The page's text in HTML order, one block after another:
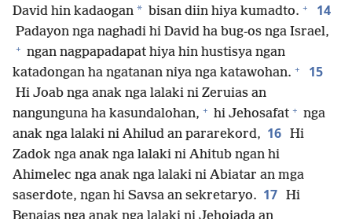
David hin kadaogan * bisan diin hiya kumadto. + 14
Padayon nga naghadi hi David ha bug-os nga Israel,
+ ngan nagpapadapat hiya hin hustisya ngan
katadongan ha ngatanan niya nga katawohan. + 15
Hi Joab nga anak nga lalaki ni Zeruias an
nangunguna ha kasundalohan, + hi Jehosafat + nga
anak nga lalaki ni Ahilud an pararekord, 16 Hi
Zadok nga anak nga lalaki ni Ahitub ngan hi
Ahimelec nga anak nga lalaki ni Abiatar an mga
saserdote, ngan hi Savsa an sekretaryo. 17 Hi